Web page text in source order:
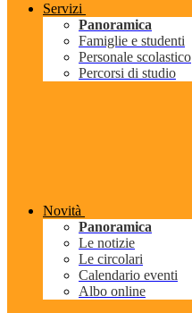
Servizi
Panoramica
Famiglie e studenti
Personale scolastico
Percorsi di studio
Novità
Panoramica
Le notizie
Le circolari
Calendario eventi
Albo online